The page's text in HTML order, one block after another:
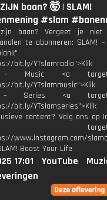
baan? 🤯 | SLAM!
#slam
baan? Vergeet je niet
te abonneren: SLAM!
bit.ly/
– Music <a
bit.ly/
– Series <a
bit.ly/
content? Volg ons op
www.instagram.com/
Boost Your Life
17:01 YouTube